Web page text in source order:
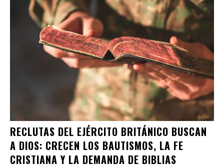
RECLUTAS DEL EJÉRCITO BRITÁNICO BUSCAN
A DIOS: CRECEN LOS BAUTISMOS, LA FE
CRISTIANA Y LA DEMANDA DE BIBLIAS